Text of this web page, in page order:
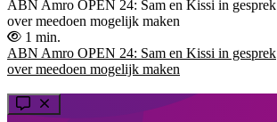
ABN Amro OPEN 24: Sam en Kissi in gesprek
over meedoen mogelijk maken
1 min.
ABN Amro OPEN 24: Sam en Kissi in gesprek
over meedoen mogelijk maken